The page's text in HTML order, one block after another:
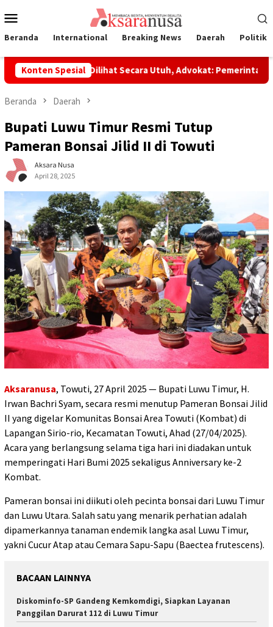
ke
Mobile
Beranda International Breaking News Daerah Politik
Konten Spesial
Perlu Dilihat Secara Utuh, Advokat: Pemerintah Sedang
Beranda Daerah
Bupati Luwu Timur Resmi Tutup
Pameran Bonsai Jilid II di Towuti
Aksara Nusa
April 28, 2025
Aksaranusa, Towuti, 27 April 2025 — Bupati Luwu Timur, H.
Irwan Bachri Syam, secara resmi menutup Pameran Bonsai Jilid
II yang digelar Komunitas Bonsai Area Towuti (Kombat) di
Lapangan Sirio-rio, Kecamatan Towuti, Ahad (27/04/2025).
Acara yang berlangsung selama tiga hari ini diadakan untuk
memperingati Hari Bumi 2025 sekaligus Anniversary ke-2
Kombat.
Pameran bonsai ini diikuti oleh pecinta bonsai dari Luwu Timur
dan Luwu Utara. Salah satu yang menarik perhatian adalah
dipamerkannya tanaman endemik langka asal Luwu Timur,
yakni Cucur Atap atau Cemara Sapu-Sapu (Baectea frutescens).
BACAAN LAINNYA
Diskominfo-SP Gandeng Kemkomdigi, Siapkan Layanan
Panggilan Darurat 112 di Luwu Timur